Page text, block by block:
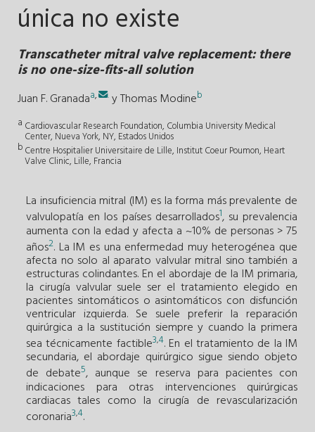
única no existe
Transcatheter mitral valve replacement: there
is no one-size-fits-all solution
Juan F. Granadaa, .yThomas Modineb
a Cardiovascular Research Foundation, Columbia University Medical
Center, Nueva York, NY, Estados Unidos
bCentre Hospitalier Universitaire de Lille, Institut Coeur Poumon, Heart
Valve Clinic, Lille, Francia
La insuficiencia mitral (IM) es la forma más prevalente de
valvulopatía en los países desarrollados1, su prevalencia
aumenta con la edad y afecta a ~10% de personas > 75
años2. La IM es una enfermedad muy heterogénea que
afecta no solo al aparato valvular mitral sino también a
estructuras colindantes. En el abordaje de la IM primaria,
la cirugía valvular suele ser el tratamiento elegido en
pacientes sintomáticos o asintomáticos con disfunción
ventricular izquierda. Se suele preferir la reparación
quirúrgica a la sustitución siempre y cuando la primera
sea técnicamente factible3,4. En el tratamiento de la IM
secundaria, el abordaje quirúrgico sigue siendo objeto
de debate5, aunque se reserva para pacientes con
indicaciones para otras intervenciones quirúrgicas
cardiacas tales como la cirugía de revascularización
coronaria3,4.